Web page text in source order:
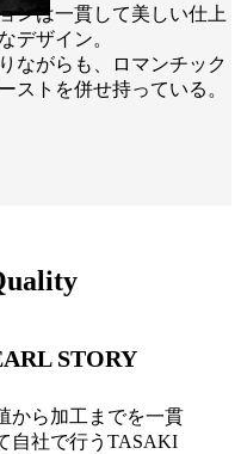
ンは一貫して美しい仕上
デザイン。
ながらも、ロマンチック
ストを併せ持っている。
STORY
から加工までを一貫
自社で行うTASAKI